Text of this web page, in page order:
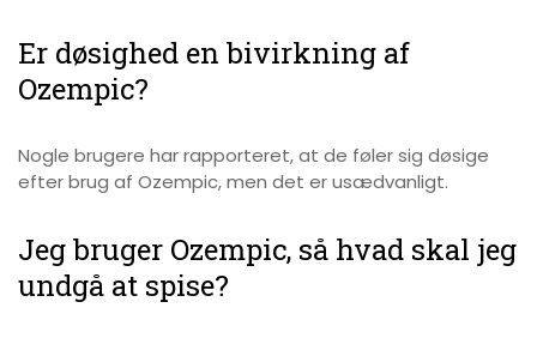
Er døsighed en bivirkning af
Ozempic?
Nogle brugere har rapporteret, at de føler sig døsige
efter brug af Ozempic, men det er usædvanligt.
Jeg bruger Ozempic, så hvad skal jeg
undgå at spise?